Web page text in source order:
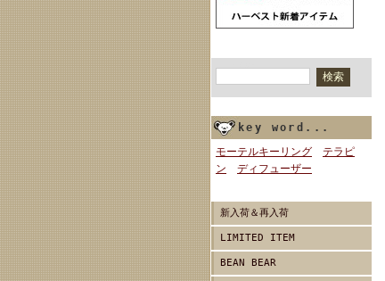
key word...
モーテルキーリング
テラピ
ン
ディフューザー
新入荷＆再入荷
LIMITED ITEM
BEAN BEAR